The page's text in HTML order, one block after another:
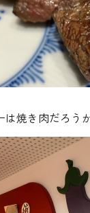
焼き肉だろう